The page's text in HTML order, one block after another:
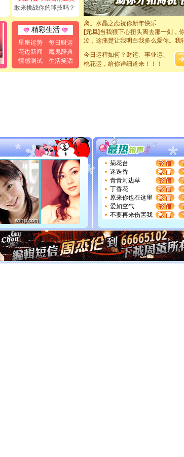
敢来挑战你的球技吗？
精彩生活
星座运势
每日财运
花边新闻
魔鬼辞典
情感测试
生活笑话
起；二是再生再世和你在一起；三是
[元旦]当我狠下心扭头离去那一刻，
泣，这痛楚让我明白我多么爱你。我
卖了。水晶之恋祝你新年快乐。
[春节]风柔雨润好月圆，半岛铁盒伴
颜！冬去春来似水如烟，劳碌人生需
能正大光明地骚扰你,告诉你,圣诞要
都要快乐噢!
[圣诞节]奉上一颗祝福的心,在这个特
如意,快乐,鲜花,一切美好的祝愿与你
[元旦]
看到你我会触电；看不到你我
断电。爱你是我职业，想你是我事
你是我专业！水晶之恋祝你新年快乐
[元旦]
如果上天让我许三个愿望，一
起；二是再生再世和你在一起；三
离。水晶之恋祝你新年快乐
[元旦]
泣，这痛楚让我明白我多么爱你。我
卖了。水晶之恋祝你新年快乐。
[春节]风柔雨润好月圆，半岛铁盒伴
颜！冬去春来似水如烟，劳碌人生需
今日运程如何？财运、事业运、
桃花运，给你详细道来！！！
菊花台
迷迭香
青青河边草
丁香花
原来你也在这里
爱如空气
不要再来伤害我